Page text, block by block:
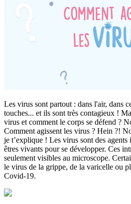
Les virus sont partout : dans l'air, dans
touches... et ils sont très contagieux !
virus et comment le corps se défend ?
Comment agissent les virus ? Hein ?!
je t’explique ! Les virus sont des
êtres vivants pour se développer. Ces
seulement visibles au microscope.
le virus de la grippe, de la varicelle ou
Covid-19.